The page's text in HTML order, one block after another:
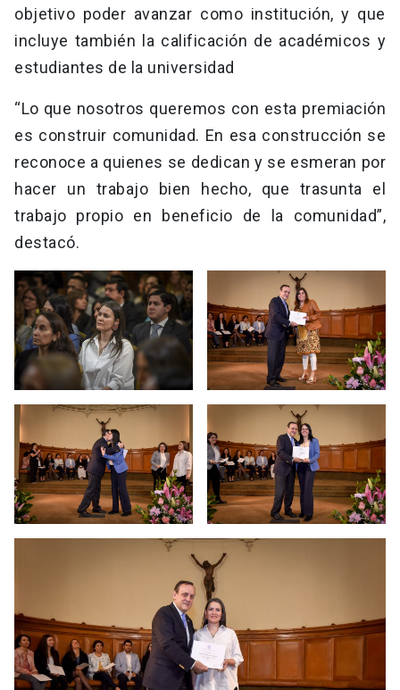
objetivo poder avanzar como institución, y que
incluye también la calificación de académicos y
estudiantes de la universidad
“Lo que nosotros queremos con esta premiación
es construir comunidad. En esa construcción se
reconoce a quienes se dedican y se esmeran por
hacer un trabajo bien hecho, que trasunta el
trabajo propio en beneficio de la comunidad”,
destacó.